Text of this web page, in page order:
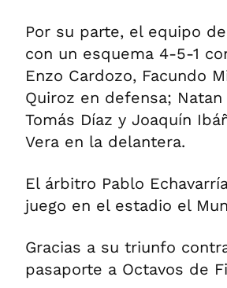
Por su parte, el equipo
con un esquema 4-5-1
Enzo Cardozo, Facundo
Quiroz en defensa;
Tomás Díaz y Joaquín
Vera en la delantera.
El árbitro Pablo
juego en el estadio el
Gracias a su triunfo
pasaporte a Octavos de